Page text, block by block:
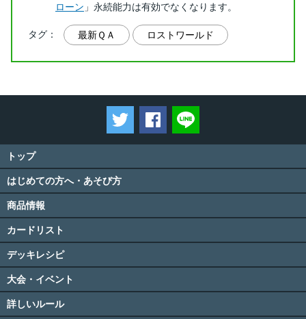
ローン 」永続能力は有効でなくなります。
タグ： 最新ＱＡ ロストワールド
ツイートするFacebookでシェアする
トップ
はじめての方へ・あそび方
商品情報
カードリスト
デッキレシピ
大会・イベント
詳しいルール